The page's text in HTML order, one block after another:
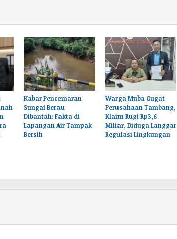
Kabar Pencemaran
Sungai Berau
Dibantah: Fakta di
Lapangan Air Tampak
Bersih
Warga Muba Gugat
Perusahaan Tambang,
Klaim Rugi Rp3,6
Miliar, Diduga Langgar
Regulasi Lingkungan